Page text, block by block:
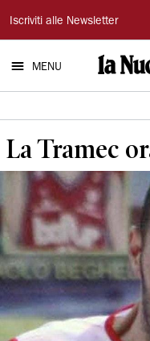
La
Nuova
Ferrara
Iscriviti alle Newsletter
MENU
La Tramec